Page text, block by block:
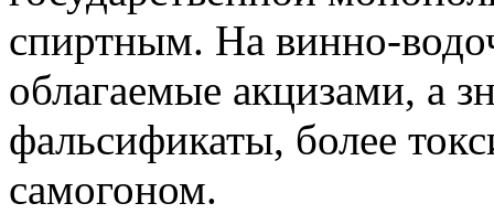
спиртным. На винно-
облагаемые акцизами, а
фальсификаты, более
самогоном.